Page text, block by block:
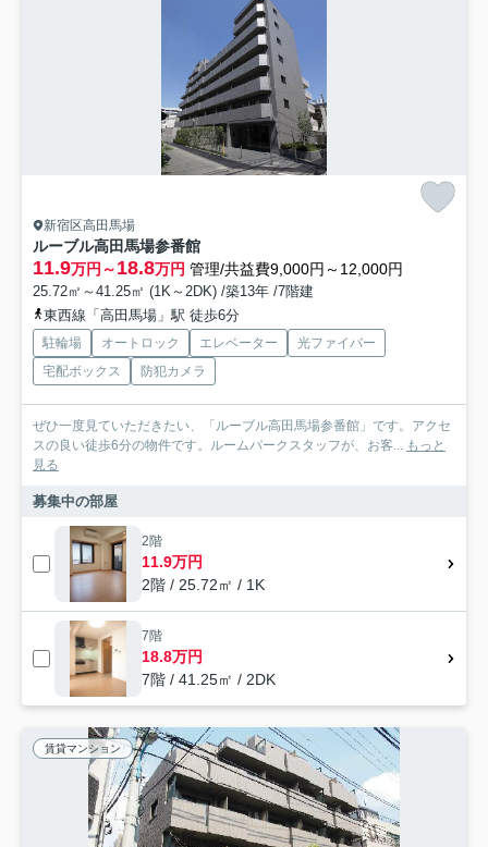
新宿区高田馬場
ルーブル高田馬場参番館
11.9万円～18.8万円 管理/共益費9,000円～12,000円
25.72㎡～41.25㎡ (1K～2DK) /築13年 /7階建
東西線「高田馬場」駅 徒歩6分
駐輪場 オートロック エレベーター
光ファイバー
宅配ボックス
防犯カメラ
ぜひ一度見ていただきたい、「ルーブル高田馬場参番館」です。アクセ
スの良い徒歩6分の物件です。ルームパークスタッフが、お客... もっと
見る
募集中の部屋
2階
11.9万円
2階 / 25.72㎡ / 1K
7階
18.8万円
7階 / 41.25㎡ / 2DK
賃貸マンション